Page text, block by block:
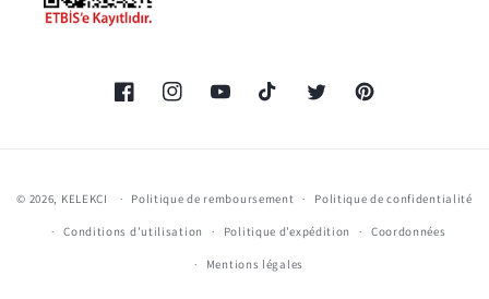
FacebookInstagramYouTubeTikTok TwitterPinterest
de
paiement
© 2026, KELEKCI Politique de remboursement Politique de confidentialité
Conditions d’utilisation Politique d’expédition Coordonnées
Mentions légales